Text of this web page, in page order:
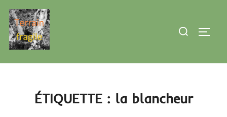
contenu
Rechercher :
ÉTIQUETTE : la blancheur